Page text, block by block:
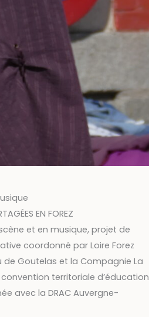
EN FOREZ
et en musique, projet de
coordonné par Loire Forez
Goutelas et la Compagnie La
territoriale d’éducation
avec la DRAC Auvergne-